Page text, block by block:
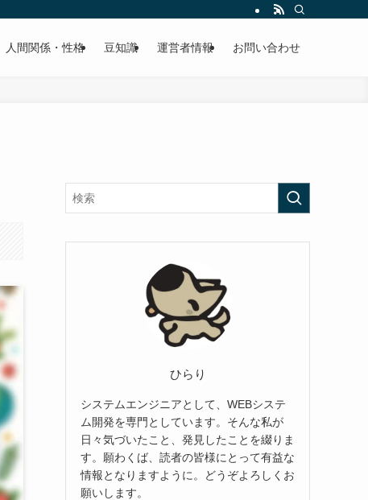
人間関係・性格 豆知識 運営者情報 お問い合わせ
ひらり
システムエンジニアとして、WEBシステ
ム開発を専門としています。そんな私が
日々気づいたこと、発見したことを綴りま
す。願わくば、読者の皆様にとって有益な
情報となりますように。どうぞよろしくお
願いします。